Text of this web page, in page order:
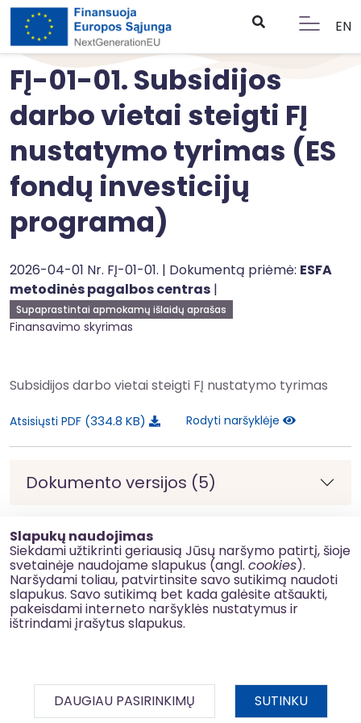
Slapukų naudojimas
Siekdami užtikrinti geriausią Jūsų naršymo patirtį, šioje
svetainėje naudojame slapukus (angl. cookies).
Naršydami toliau, patvirtinsite savo sutikimą naudoti
slapukus. Savo sutikimą bet kada galėsite atšaukti,
pakeisdami interneto naršyklės nustatymus ir
ištrindami įrašytus slapukus.
DAUGIAU PASIRINKIMŲ SUTINKU
EN
FĮ-01-01. Subsidijos
darbo vietai steigti FĮ
nustatymo tyrimas (ES
fondų investicijų
programa)
2026-04-01 Nr. FĮ-01-01. | Dokumentą priėmė: ESFA
metodinės pagalbos centras |
Supaprastintai apmokamų išlaidų aprašas
Finansavimo skyrimas
Subsidijos darbo vietai steigti FĮ nustatymo tyrimas
Atsisiųsti PDF 334.8 KB Rodyti naršyklėje
Dokumento versijos (5)
Privatumo politika
Slapukų naudojimas